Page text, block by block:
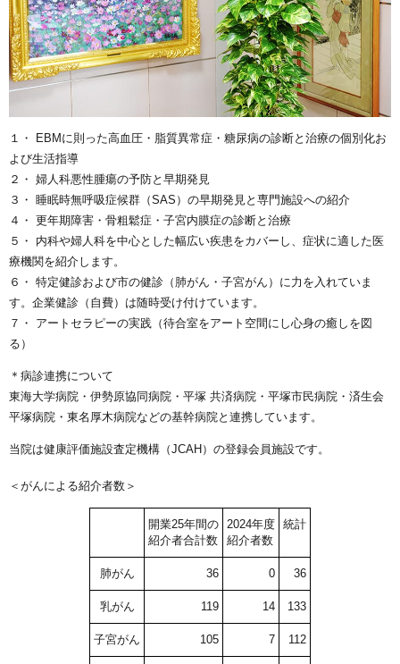
１・ EBMに則った高血圧・脂質異常症・糖尿病の診断と治療の個別化お
よび生活指導
２・ 婦人科悪性腫瘍の予防と早期発見
３・ 睡眠時無呼吸症候群（SAS）の早期発見と専門施設への紹介
４・ 更年期障害・骨粗鬆症・子宮内膜症の診断と治療
５・ 内科や婦人科を中心とした幅広い疾患をカバーし、症状に適した医
療機関を紹介します。
６・ 特定健診および市の健診（肺がん・子宮がん）に力を入れていま
す。企業健診（自費）は随時受け付けています。
７・ アートセラピーの実践（待合室をアート空間にし心身の癒しを図
る）
＊病診連携について
東海大学病院・伊勢原協同病院・平塚 共済病院・平塚市民病院・済生会
平塚病院・東名厚木病院などの基幹病院と連携しています。
当院は健康評価施設査定機構（JCAH）の登録会員施設です。
＜がんによる紹介者数＞
開業25年間の
紹介者合計数
2024年度
紹介者数
統計
肺がん 36 0 36
乳がん 119 14 133
子宮がん 105 7 112